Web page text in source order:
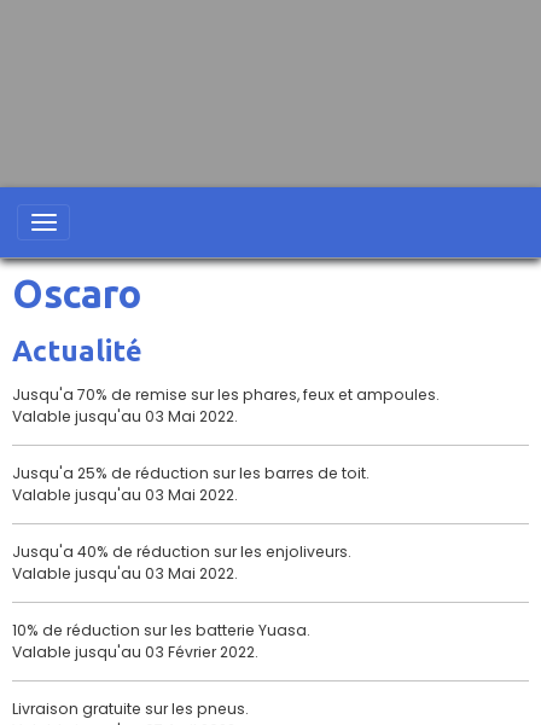
Oscaro
Actualité
Jusqu'a 70% de remise sur les phares, feux et ampoules.
Valable jusqu'au 03 Mai 2022.
Jusqu'a 25% de réduction sur les barres de toit.
Valable jusqu'au 03 Mai 2022.
Jusqu'a 40% de réduction sur les enjoliveurs.
Valable jusqu'au 03 Mai 2022.
10% de réduction sur les batterie Yuasa.
Valable jusqu'au 03 Février 2022.
Livraison gratuite sur les pneus.